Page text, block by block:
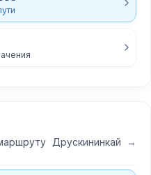
Друскининкай →